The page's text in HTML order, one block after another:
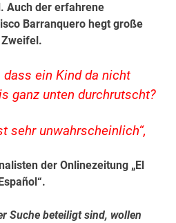
Auch der erfahrene
Barranquero hegt große
Zweifel.
dass ein Kind da nicht
ganz unten durchrutscht?
sehr unwahrscheinlich“,
der Onlinezeitung „El
Español“.
Suche beteiligt sind, wollen